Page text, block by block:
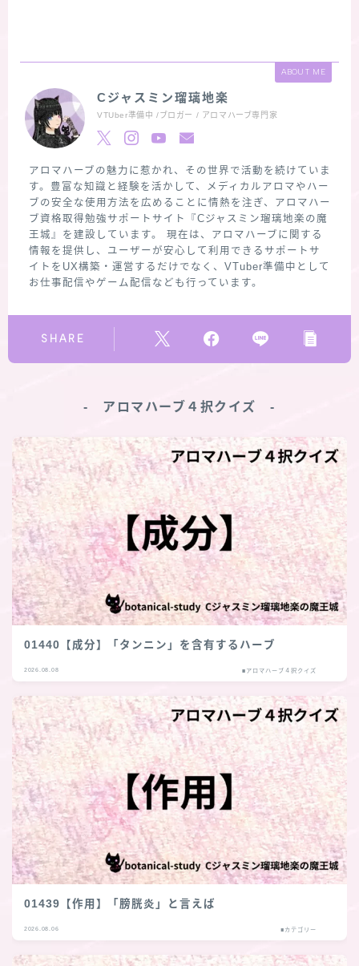
ABOUT ME
Cジャスミン瑠璃地楽
VTUber準備中 /ブロガー / アロマハーブ専門家
アロマハーブの魅力に惹かれ、その世界で活動を続けていま
す。豊富な知識と経験を活かして、メディカルアロマやハー
ブの安全な使用方法を広めることに情熱を注ぎ、アロマハー
ブ資格取得勉強サポートサイト『Cジャスミン瑠璃地楽の魔
王城』を建設しています。 現在は、アロマハーブに関する
情報を提供し、ユーザーが安心して利用できるサポートサ
イトをUX構築・運営するだけでなく、VTuber準備中として
お仕事配信やゲーム配信なども行っています。
SHARE
‐ アロマハーブ４択クイズ ‐
01440【成分】「タンニン」を含有するハーブ
2026.08.08 ■アロマハーブ４択クイズ
01439【作用】「膀胱炎」と言えば
2026.08.06 ■カテゴリー